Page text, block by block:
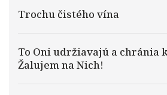
Trochu čistého vína
To Oni udržiavajú a chránia
Žalujem na Nich!